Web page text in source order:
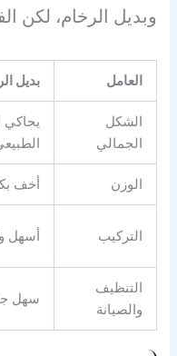
وبديل الرخام، لكن
العامل بديل
الشكل
الجمالي
يحاكي
الوزن أخف
التركيب أسهل
التنظيف
والصيانة
سهل